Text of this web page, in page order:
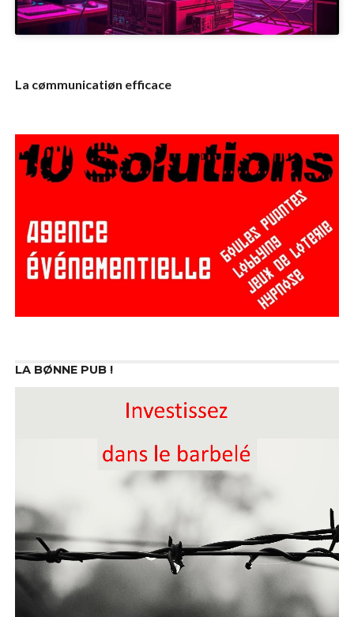
La cømmunicatiøn efficace
LA BØNNE PUB !